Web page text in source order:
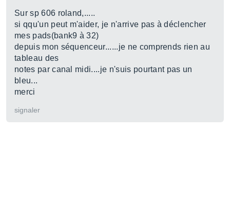
Sur sp 606 roland,.....
si qqu'un peut m'aider, je n'arrive pas à déclencher
mes pads(bank9 à 32)
depuis mon séquenceur......je ne comprends rien au
tableau des
notes par canal midi....je n'suis pourtant pas un
bleu...
merci
signaler